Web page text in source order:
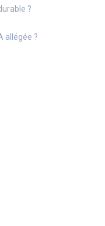
?
allégée ?